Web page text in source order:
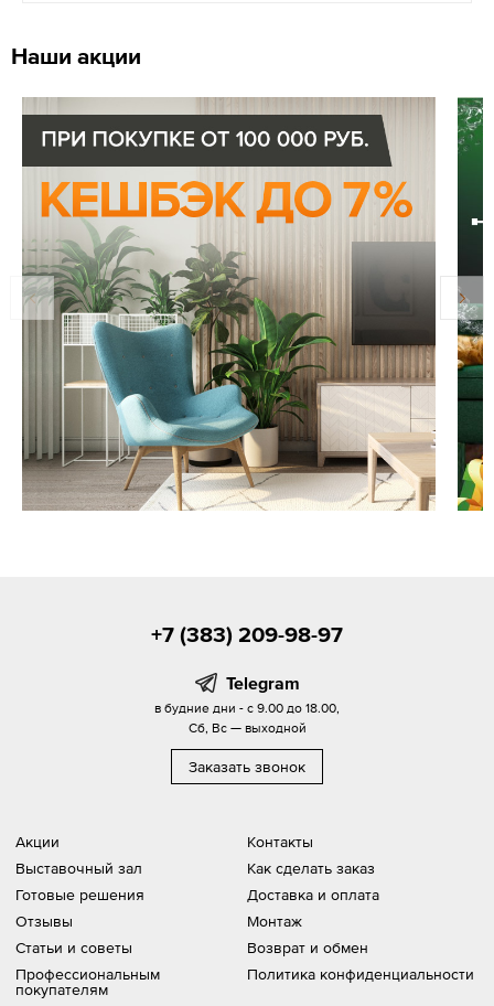
Наши акции
Акции
Выставочный зал
Готовые решения
Отзывы
Статьи и советы
Профессиональным
покупателям
Контакты
Как сделать заказ
Доставка и оплата
Монтаж
Возврат и обмен
Политика конфиденциальности
+7 (383) 209-98-97
Telegram
в будние дни - с 9.00 до 18.00,
Сб, Вс — выходной
Заказать звонок